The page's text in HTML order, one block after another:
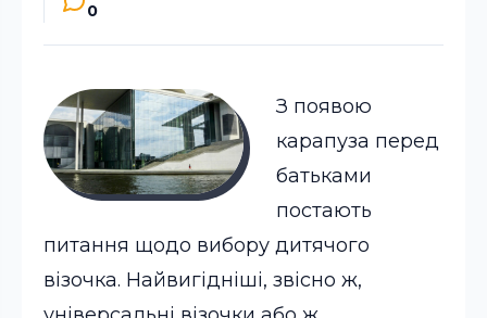
0
З появою
карапуза перед
батьками
постають
питання щодо вибору дитячого
візочка. Найвигідніші, звісно ж,